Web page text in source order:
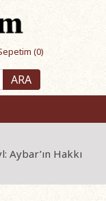
(0)
ARA
Aybar’ın Hakkı